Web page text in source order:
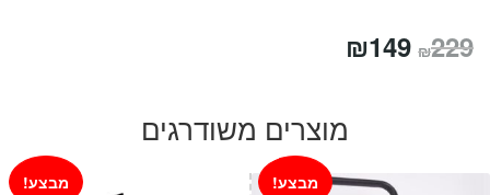
₪229 המחיר
₪149
הוא:
₪149.
מוצרים משודרגים
מבצע! מבצע!